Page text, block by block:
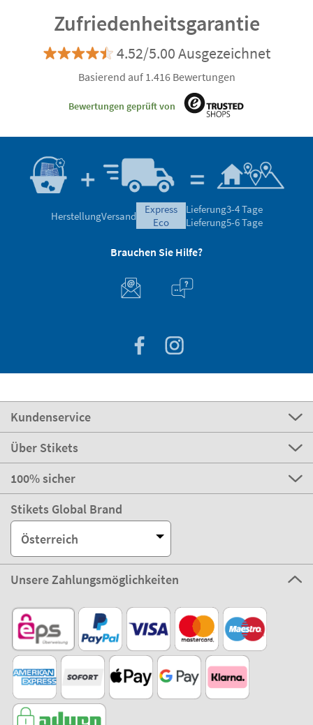
Zufriedenheitsgarantie
4.52/5.00 Ausgezeichnet
Basierend auf 1.416 Bewertungen
Bewertungen geprüft von
HerstellungVersand
express
eco
Lieferung3-4 Tage
Lieferung5-6 Tage
Brauchen Sie Hilfe?
Kundenservice
Über Stikets
100% sicher
Stikets Global Brand
Österreich
Unsere Zahlungsmöglichkeiten